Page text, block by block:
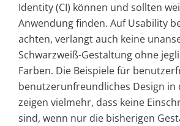
Identity (CI) können und sollten
Anwendung finden. Auf Usability
achten, verlangt auch keine
Schwarzweiß-Gestaltung ohne
Farben. Die Beispiele für
benutzerunfreundliches Design in
zeigen vielmehr, dass keine
sind, wenn nur die bisherigen